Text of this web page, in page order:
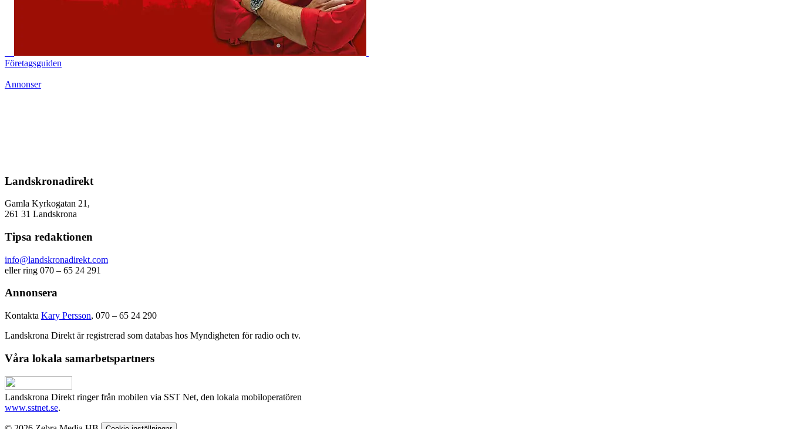
Företagsguiden
Annonser
Landskronadirekt
Gamla Kyrkogatan 21,
261 31 Landskrona
Tipsa redaktionen
info@landskronadirekt.com
eller ring 070 – 65 24 291
Annonsera
Kontakta Kary Persson, 070 – 65 24 290
Landskrona Direkt är registrerad som databas hos Myndigheten för radio och tv.
Våra lokala samarbetspartners
Landskrona Direkt ringer från mobilen via SST Net, den lokala mobiloperatören
www.sstnet.se.